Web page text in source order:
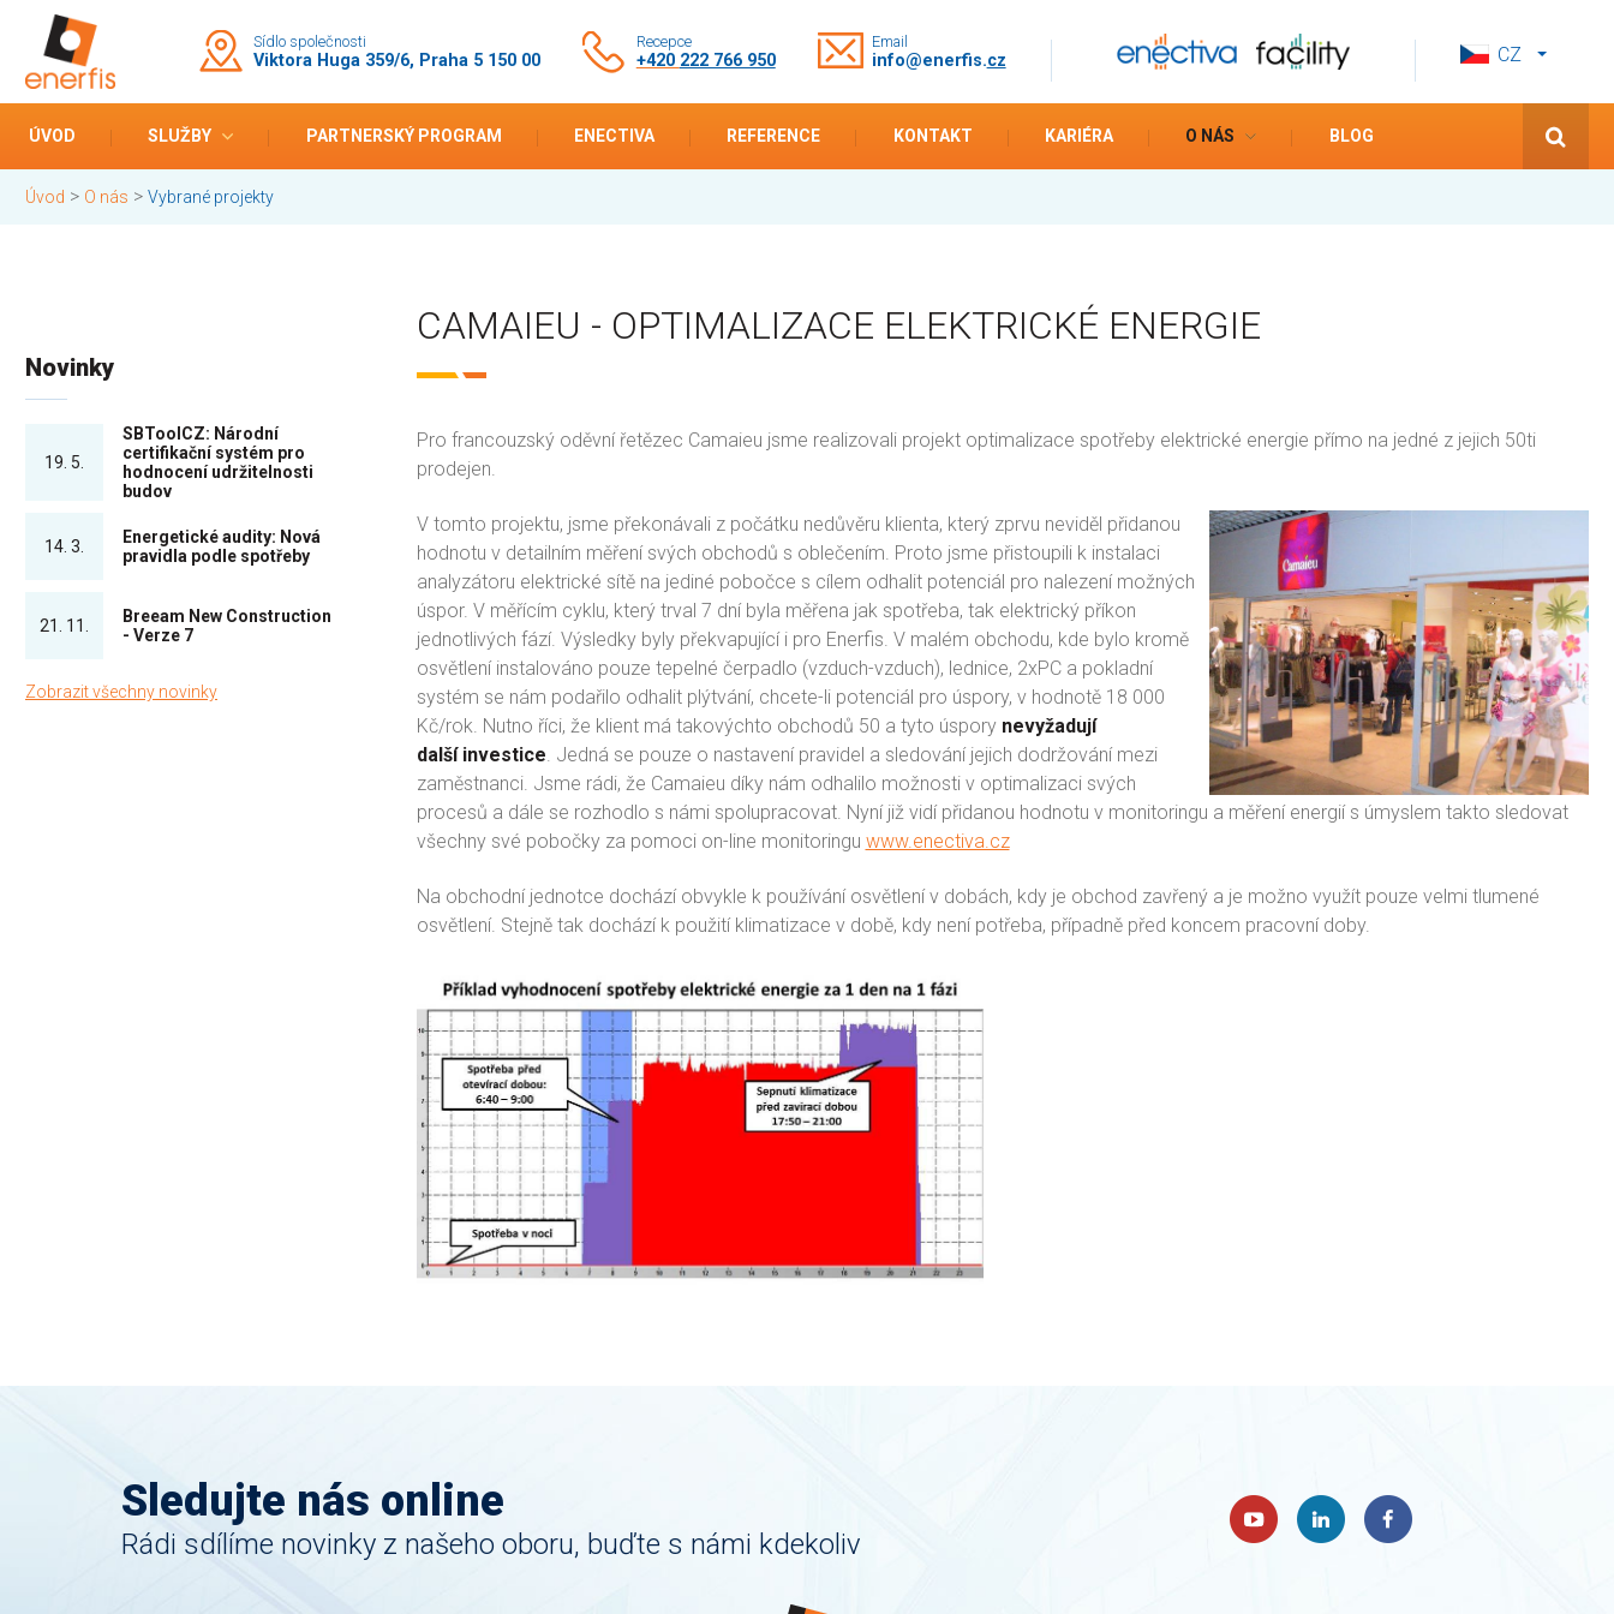
Sídlo společnosti
Viktora Huga 359/6, Praha 5 150 00
Recepce
+420 222 766 950
Email
info@enerfis.cz
CZ
ÚVOD SLUŽBY PARTNERSKÝ PROGRAM ENECTIVA REFERENCE KONTAKT KARIÉRA O NÁS BLOG
Úvod > O nás > Vybrané projekty
Novinky
19. 5.
SBToolCZ: Národní
certifikační systém pro
hodnocení udržitelnosti
budov
14. 3.
Energetické audity: Nová
pravidla podle spotřeby
21. 11.
Breeam New Construction
- Verze 7
Zobrazit všechny novinky
CAMAIEU - OPTIMALIZACE ELEKTRICKÉ ENERGIE
Pro francouzský oděvní řetězec Camaieu jsme realizovali projekt optimalizace spotřeby elektrické energie přímo na jedné z jejich 50ti
prodejen.
V tomto projektu, jsme překonávali z počátku nedůvěru klienta, který zprvu neviděl přidanou
hodnotu v detailním měření svých obchodů s oblečením. Proto jsme přistoupili k instalaci
analyzátoru elektrické sítě na jediné pobočce s cílem odhalit potenciál pro nalezení možných
úspor. V měřícím cyklu, který trval 7 dní byla měřena jak spotřeba, tak elektrický příkon
jednotlivých fází. Výsledky byly překvapující i pro Enerfis. V malém obchodu, kde bylo kromě
osvětlení instalováno pouze tepelné čerpadlo (vzduch-vzduch), lednice, 2xPC a pokladní
systém se nám podařilo odhalit plýtvání, chcete-li potenciál pro úspory, v hodnotě 18 000
Kč/rok. Nutno říci, že klient má takovýchto obchodů 50 a tyto úspory nevyžadují
další investice. Jedná se pouze o nastavení pravidel a sledování jejich dodržování mezi
zaměstnanci. Jsme rádi, že Camaieu díky nám odhalilo možnosti v optimalizaci svých
procesů a dále se rozhodlo s námi spolupracovat. Nyní již vidí přidanou hodnotu v monitoringu a měření energií s úmyslem takto sledovat
všechny své pobočky za pomoci on-line monitoringu www.enectiva.cz
Na obchodní jednotce dochází obvykle k používání osvětlení v dobách, kdy je obchod zavřený a je možno využít pouze velmi tlumené
osvětlení. Stejně tak dochází k použití klimatizace v době, kdy není potřeba, případně před koncem pracovní doby.
Sledujte nás online
Rádi sdílíme novinky z našeho oboru, buďte s námi kdekoliv